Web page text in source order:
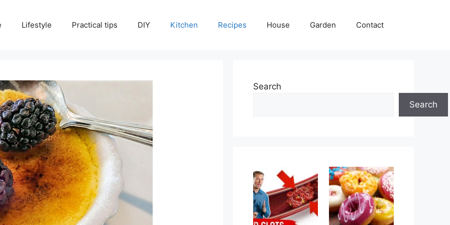
Lifestyle Practical tips DIY Kitchen Recipes House Garden Contact
Search
Search